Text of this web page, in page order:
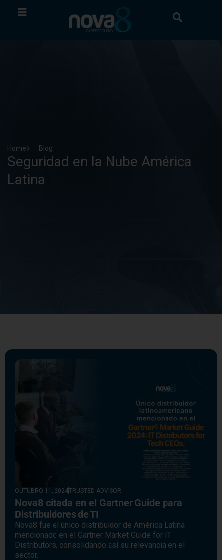
Home Blog
Seguridad en la Nube América
Latina
OUTUBRO 11, 2024TRUSTED ADVISOR
Nova8 citada en el Gartner Guide para
Distribuidores de TI
Nova8 fue el único distribuidor de América Latina
mencionado en el Gartner Market Guide for IT
Distributors, consolidando así su relevancia en el
sector.